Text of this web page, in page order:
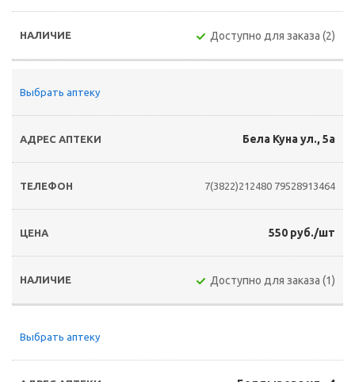
Доступно для заказа (2)
Выбрать аптеку
Бела Куна ул., 5а
7(3822)212480 79528913464
550 руб./шт
Доступно для заказа (1)
Выбрать аптеку